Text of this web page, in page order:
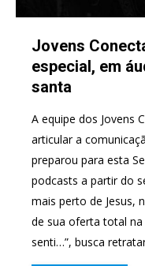
Jovens
especial, em
santa
A equipe dos Jovens
articular a
preparou para esta
podcasts a partir do
mais perto de Jesus,
de sua oferta total na
senti…”, busca